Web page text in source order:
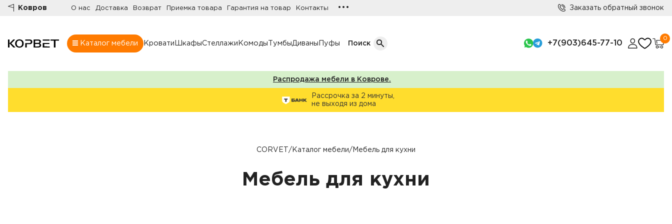
Ковров О нас Доставка Возврат Приемка товара Гарантия на товар Контакты ••• Заказать обратный звонок
Каталог мебели Кровати ШкафыСтеллажи Комоды ТумбыДиваны Пуфы Поиск +7(903)645-77-10
0
Шкафы Кол-во дверей
Трехдверные шкафы
Распродажа мебели в Коврове.
Рассрочка за 2 минуты,
не выходя из дома
CORVET / Каталог мебели/ Мебель для кухни
Мебель для кухни